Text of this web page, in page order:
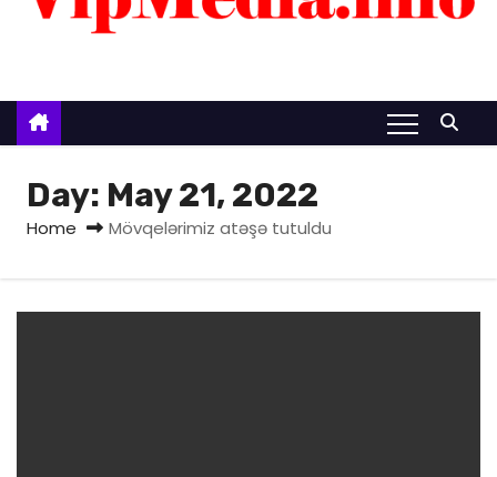
n
Day: May 21, 2022
Home Mövqelərimiz atəşə tutuldu